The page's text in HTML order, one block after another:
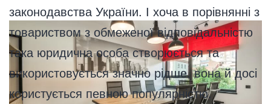
законодавства України. І хоча в порівнянні з
товариством з обмеженої відповідальністю
така юридична особа створюється та
використовується значно рідше, вона й досі
користується певною популярністю.